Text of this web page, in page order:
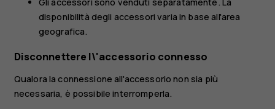
disponibilità degli accessori varia in base all'area
geografica.
Disconnettere l\'accessorio connesso
Qualora la connessione all'accessorio non sia più
necessaria, è possibile interromperla.